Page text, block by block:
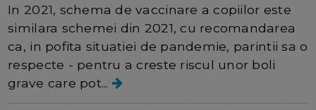
In 2021, schema de vaccinare a copiilor este
similara schemei din 2021, cu recomandarea
ca, in pofita situatiei de pandemie, parintii sa o
respecte - pentru a creste riscul unor boli
grave care pot...